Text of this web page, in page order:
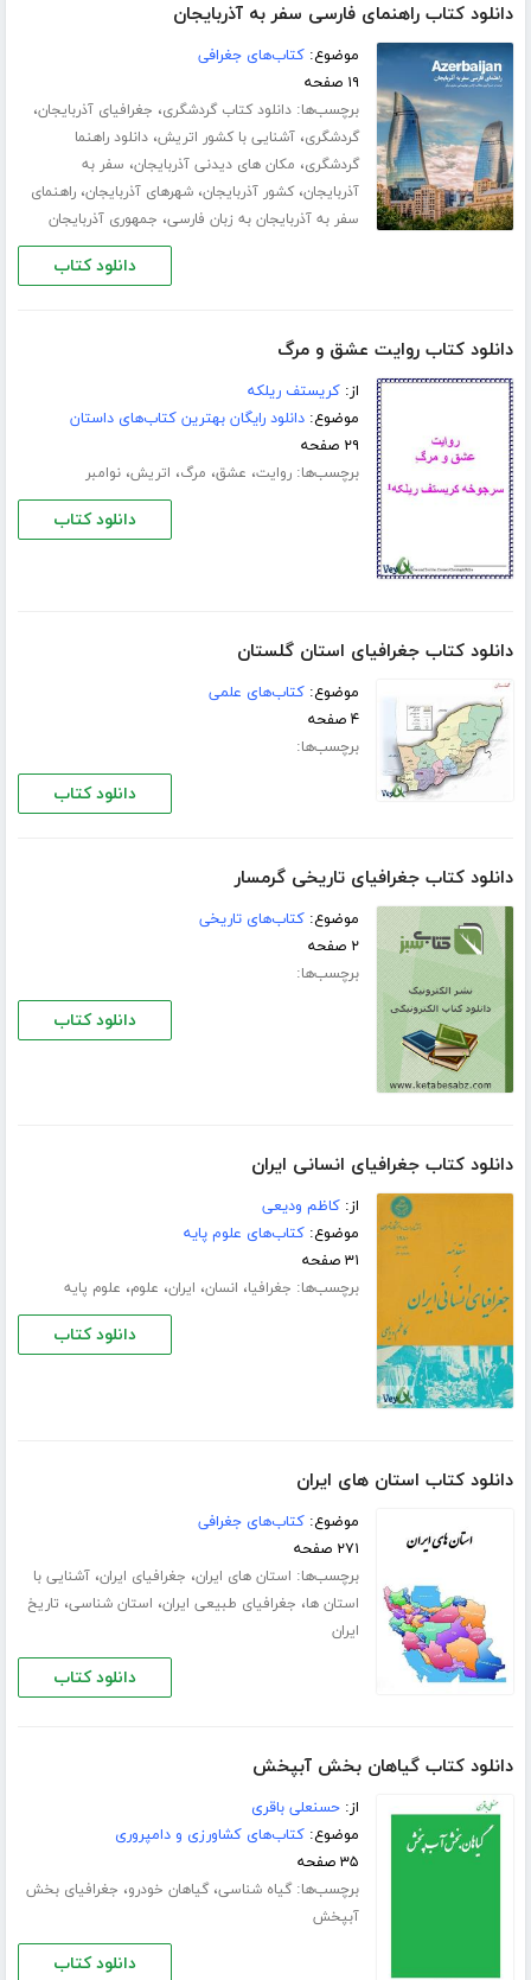
دانلود کتاب راهنمای فارسی سفر به آذربایجان
موضوع:کتاب‌های جغرافی
۱۹ صفحه
برچسب‌ها:دانلود کتاب گردشگری، جغرافیای آذربایجان،
گردشگری،آشنایی با کشور اتریش،دانلود راهنما
گردشگری، مکان های دیدنی آذربایجان، سفر به
آذربایجان،کشور آذربایجان،شهرهای آذربایجان،راهنمای
سفر به آذربایجان به زبان فارسی، جمهوری آذربایجان
دانلود کتاب
دانلود کتاب روایت عشق و مرگ
از:کریستف ریلکه
موضوع:دانلود رایگان بهترین کتاب‌های داستان
۲۹ صفحه
برچسب‌ها:روایت، عشق، مرگ، اتریش،نوامبر
دانلود کتاب
دانلود کتاب جغرافیای استان گلستان
موضوع:کتاب‌های علمی
۴ صفحه
برچسب‌ها:
دانلود کتاب
دانلود کتاب جغرافیای تاریخی گرمسار
موضوع:کتاب‌های تاریخی
۲ صفحه
برچسب‌ها:
دانلود کتاب
دانلود کتاب جغرافیای انسانی ایران
از:کاظم ودیعی
موضوع:کتاب‌های علوم پایه
۳۱ صفحه
برچسب‌ها: جغرافیا، انسان، ایران، علوم، علوم پایه
دانلود کتاب
دانلود کتاب استان های ایران
موضوع:کتاب‌های جغرافی
۲۷۱ صفحه
برچسب‌ها: استان های ایران، جغرافیای ایران،آشنایی با
استان ها، جغرافیای طبیعی ایران، استان شناسی، تاریخ
ایران
دانلود کتاب
دانلود کتاب گیاهان بخش آبپخش
از:حسنعلی باقری
موضوع:کتاب‌های کشاورزی و دامپروری
۳۵ صفحه
برچسب‌ها:گیاه شناسی،گیاهان خودرو، جغرافیای بخش
آبپخش
دانلود کتاب